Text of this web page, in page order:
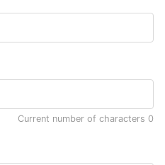
Current number of characters 0